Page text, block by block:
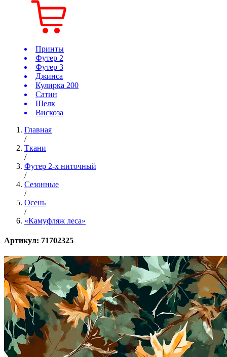
Принты
Футер 2
Футер 3
Джинса
Кулирка 200
Сатин
Шелк
Вискоза
Главная
/
Ткани
/
Футер 2-х ниточный
/
Сезонные
/
Осень
/
«Камуфляж леса»
Артикул: 71702325